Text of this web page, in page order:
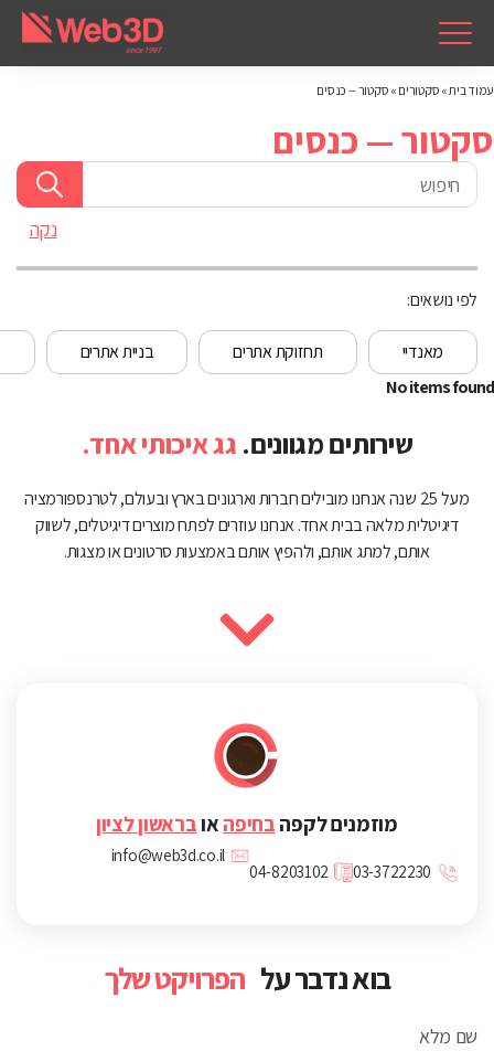
עמוד בית» סקטורים » סקטור -- כנסים
סקטור — כנסים
נקה
לפי נושאים:
תחזוקת אתרים בניית אתרים מאנדיי
No items found
שירותים מגוונים. גג איכותי אחד.
מעל 25 שנה אנחנו מובילים חברות וארגונים בארץ ובעולם, לטרנספורמציה
דיגיטלית מלאה בבית אחד. אנחנו עוזרים לפתח מוצרים דיגיטלים, לשווק
אותם, למתג אותם, ולהפיץ אותם באמצעות סרטונים או מצגות.
בוא נדבר על הפרויקט שלך
שם מלא
מוזמנים לקפה בחיפה אובראשון לציון
03-3722230
04-8203102
info@web3d.co.il